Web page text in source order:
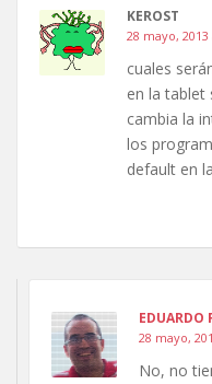
KEROST
28 mayo, 2013
cuales
en la tablet
cambia la
los
default en
EDUARDO
28 mayo,
No, no